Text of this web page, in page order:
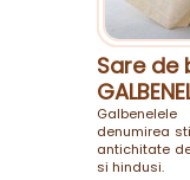
Sare de
denumirea
antichitate
si hindusi.